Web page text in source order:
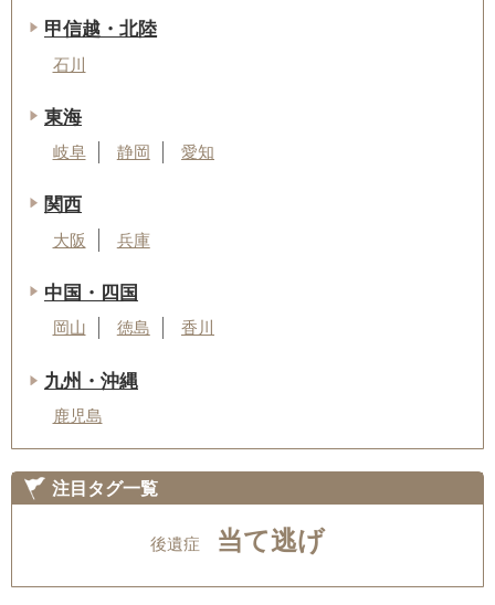
甲信越・北陸
石川
東海
岐阜 静岡 愛知
関西
大阪 兵庫
中国・四国
岡山 徳島 香川
九州・沖縄
鹿児島
注目タグ一覧
後遺症 当て逃げ